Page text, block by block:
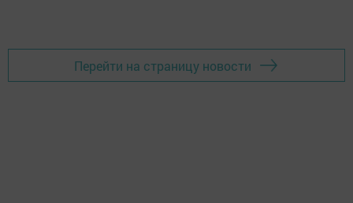
Перейти на страницу новости